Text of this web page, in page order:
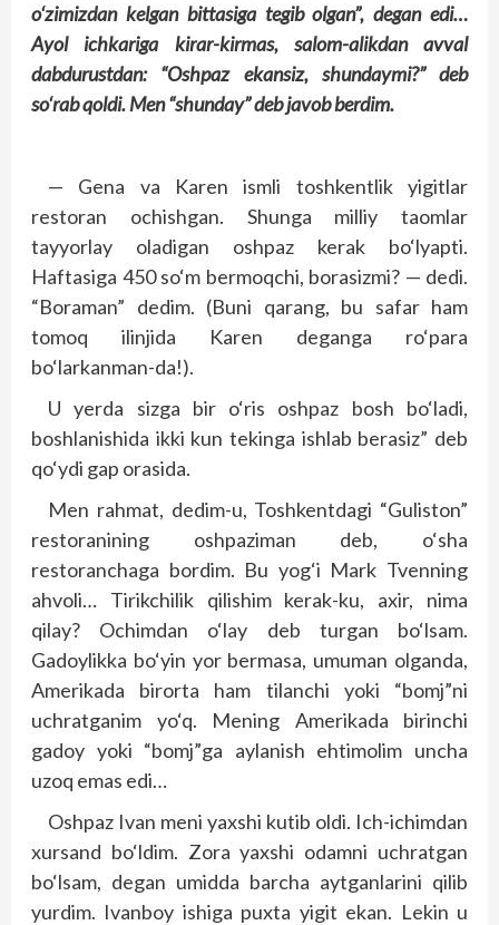
o‘zimizdan kelgan bittasiga tegib olgan”, degan edi…
Ayol ichkariga kirar-kirmas, salom-alikdan avval
dabdurustdan: “Oshpaz ekansiz, shundaymi?” deb
so‘rab qoldi. Men “shunday” deb javob berdim.
— Gena va Karen ismli toshkentlik yigitlar
restoran ochishgan. Shunga milliy taomlar
tayyorlay oladigan oshpaz kerak bo‘lyapti.
Haftasiga 450 so‘m bermoqchi, borasizmi? — dedi.
“Boraman” dedim. (Buni qarang, bu safar ham
tomoq ilinjida Karen deganga ro‘para
bo‘larkanman-da!).
U yerda sizga bir o‘ris oshpaz bosh bo‘ladi,
boshlanishida ikki kun tekinga ishlab berasiz” deb
qo‘ydi gap orasida.
Men rahmat, dedim-u, Toshkentdagi “Guliston”
restoranining oshpaziman deb, o‘sha
restoranchaga bordim. Bu yog‘i Mark Tvenning
ahvoli… Tirikchilik qilishim kerak-ku, axir, nima
qilay? Ochimdan o‘lay deb turgan bo‘lsam.
Gadoylikka bo‘yin yor bermasa, umuman olganda,
Amerikada birorta ham tilanchi yoki “bomj”ni
uchratganim yo‘q. Mening Amerikada birinchi
gadoy yoki “bomj”ga aylanish ehtimolim uncha
uzoq emas edi…
Oshpaz Ivan meni yaxshi kutib oldi. Ich-ichimdan
xursand bo‘ldim. Zora yaxshi odamni uchratgan
bo‘lsam, degan umidda barcha aytganlarini qilib
yurdim. Ivanboy ishiga puxta yigit ekan. Lekin u